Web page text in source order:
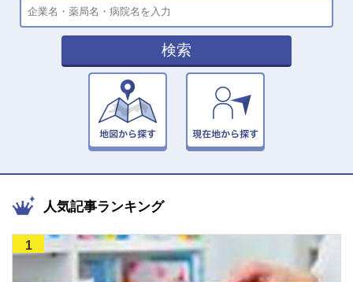
検索
人気記事ランキング
1